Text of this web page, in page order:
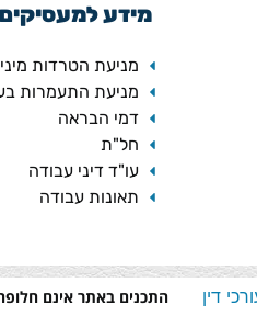
מידע
מניעת הטרדות
מניעת התעמרות
דמי הבראה
חל"ת
עו"ד דיני עבודה
תאונות עבודה
התכנים באתר אינם